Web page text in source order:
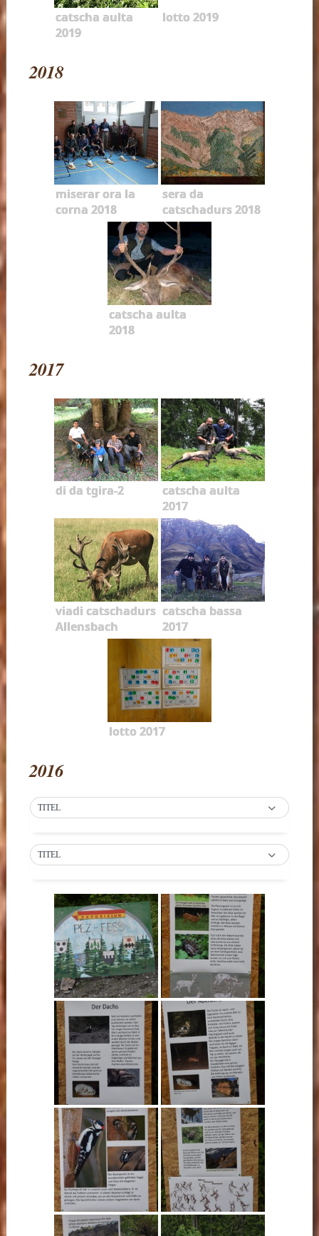
catscha aulta
2019
lotto 2019
2018
miserar ora la
corna 2018
sera da
catschadurs 2018
catscha aulta
2018
2017
di da tgira-2
catscha aulta
2017
viadi catschadurs
Allensbach
catscha bassa
2017
lotto 2017
2016
TITEL
TITEL